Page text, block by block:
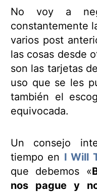
No voy a
constantemente
varios post
las cosas desde
son las tarjetas
uso que se les
también el
equivocada.
Un consejo
tiempo en I Will
que debemos «
nos pague y